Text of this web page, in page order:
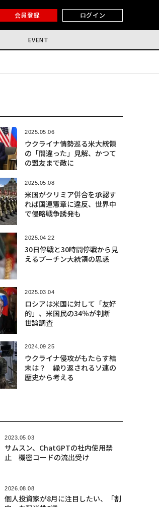
会員登録 ログイン
EVENT
2025.05.06
ウクライナ情勢巡る米大統領
の「間違った」見解、かつて
の盟友まで敵に
2025.05.08
米国がクリミア併合を承認す
れば国連憲章に違反、世界中
で侵略戦争誘発も
2025.04.22
30日停戦と30時間停戦から見
えるプーチン大統領の思惑
2025.03.04
ロシアは米国に対して「友好
的」、米国民の34％が判断
世論調査
2024.09.25
ウクライナ侵攻がもたらす結
末は？ 繰り返されるソ連の
歴史から考える
2023.05.03
サムスン、ChatGPTの社内使用禁
止 機密コードの流出受け
2026.08.08
個人投資家が8月に注目したい、「割